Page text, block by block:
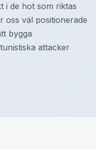
i de hot som riktas
oss väl positionerade
bygga
attacker